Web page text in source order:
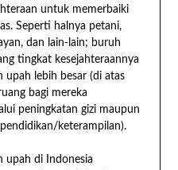
untuk memerbaiki
Seperti halnya petani,
dan lain-lain; buruh
tingkat kesejahteraannya
upah lebih besar (di atas
bagi mereka
peningkatan gizi maupun
keterampilan).
upah di Indonesia